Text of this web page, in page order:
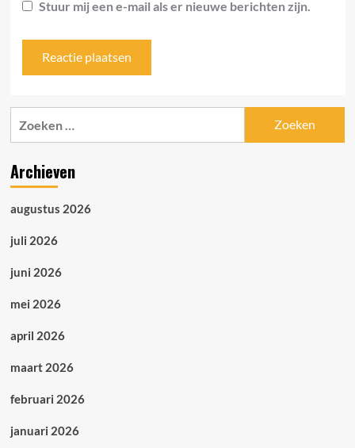
Stuur mij een e-mail als er nieuwe berichten zijn.
Archieven
augustus 2026
juli 2026
juni 2026
mei 2026
april 2026
maart 2026
februari 2026
januari 2026